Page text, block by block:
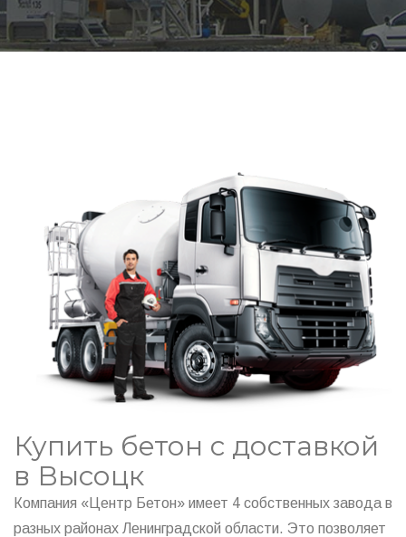
Купить бетон с доставкой
в Высоцк
Компания «Центр Бетон» имеет 4 собственных завода в
разных районах Ленинградской области. Это позволяет